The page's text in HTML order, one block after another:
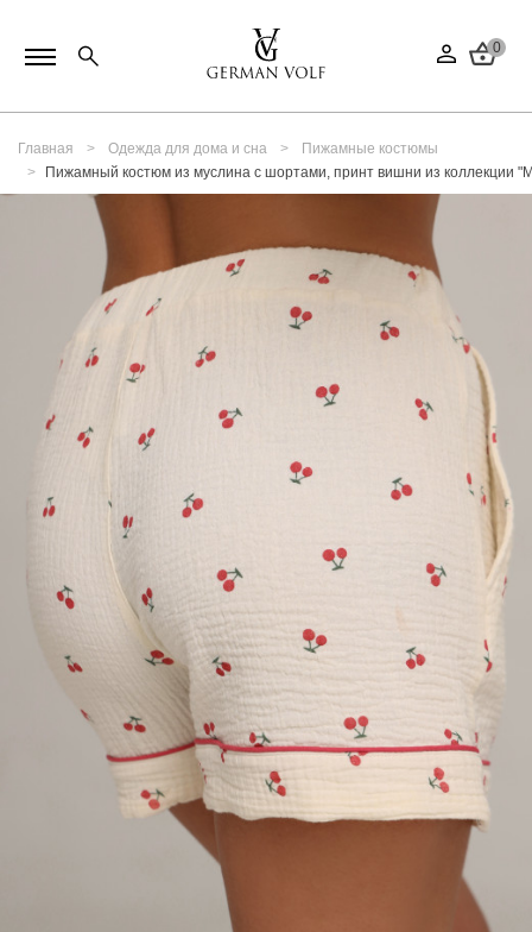
0
Главная Одежда для дома и сна
Пижамные костюмы
Пижамный костюм из муслина с шортами, принт вишни из коллекции